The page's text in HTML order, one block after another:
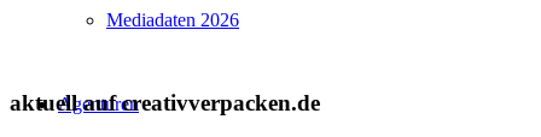
Mediadaten 2026
Agenturen
aktuell auf creativverpacken.de